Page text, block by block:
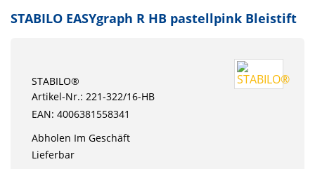
STABILO EASYgraph R HB pastellpink Bleistift
STABILO®
Artikel-Nr.: 221-322/16-HB
EAN: 4006381558341
Abholen Im Geschäft
Lieferbar